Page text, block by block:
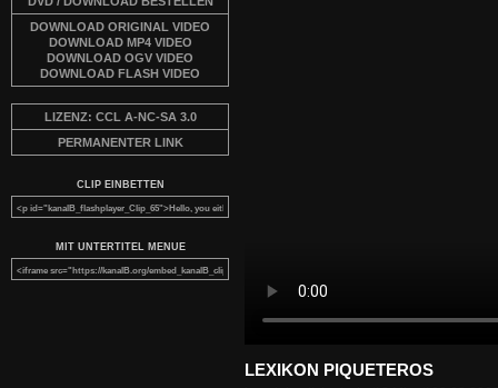
DOWNLOAD ORIGINAL VIDEO
DOWNLOAD MP4 VIDEO
DOWNLOAD OGV VIDEO
DOWNLOAD FLASH VIDEO
LIZENZ: CCL A-NC-SA 3.0
PERMANENTER LINK
CLIP EINBETTEN
MIT UNTERTITEL MENUE
LEXIKON PIQUETEROS